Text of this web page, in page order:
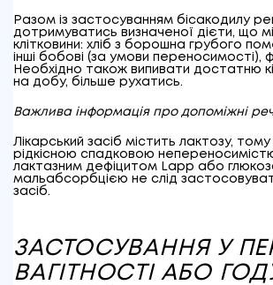
Разом із застосуванням бісакодилу
дотримуватись визначеної дієти, що
клітковини: хліб з борошна грубого
інші бобові (за умови переносимості),
Необхідно також випивати достатню
на добу, більше рухатись.
Важлива інформація про допоміжні
Лікарський засіб містить лактозу, тому
рідкісною спадковою
лактазним дефіцитом Lapp або
мальабсорбцією не слід
засіб.
ЗАСТОСУВАННЯ У
ВАГІТНОСТІ АБО